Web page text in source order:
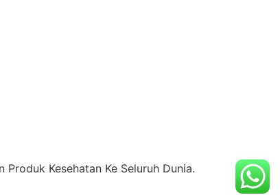
Kesehatan Ke Seluruh Dunia.